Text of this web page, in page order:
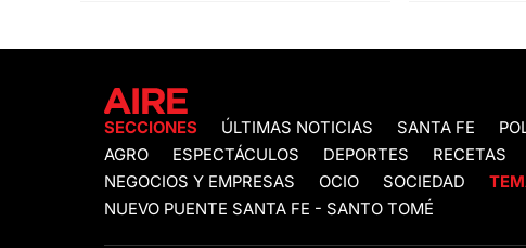
SECCIONES ÚLTIMAS NOTICIAS SANTA FE
AGRO
ESPECTÁCULOS DEPORTES RECETAS
NEGOCIOS Y EMPRESAS
OCIO SOCIEDAD
NUEVO PUENTE SANTA FE - SANTO TOMÉ